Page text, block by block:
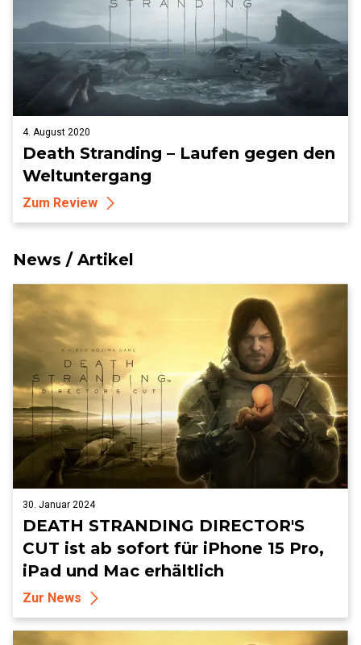
4. August 2020
Death Stranding – Laufen gegen den
Weltuntergang
Zum Review
News / Artikel
30. Januar 2024
DEATH STRANDING DIRECTOR'S
CUT ist ab sofort für iPhone 15 Pro,
iPad und Mac erhältlich
Zur News